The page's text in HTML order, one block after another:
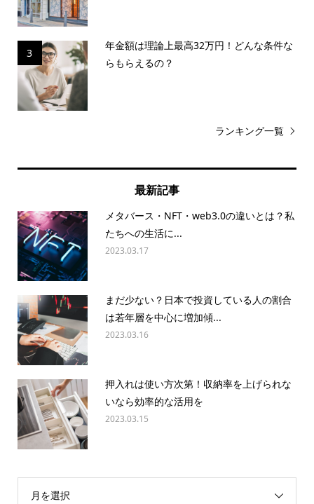
3
年金額は理論上最高32万円！どんな条件な
らもらえるの？
ランキング一覧
最新記事
メタバース・NFT・web3.0の違いとは？私
たちへの生活に...
2023.03.17
まだ少ない？日本で投資している人の割合
は若年層を中心に増加傾...
2023.03.16
押入れは使い方次第！収納率を上げられな
いなら効率的な活用を
2023.03.15
月を選択